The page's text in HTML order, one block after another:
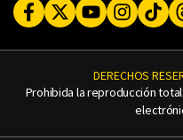
FacebookTwitterYoutube
DERECHOS
Prohibida la reproducción